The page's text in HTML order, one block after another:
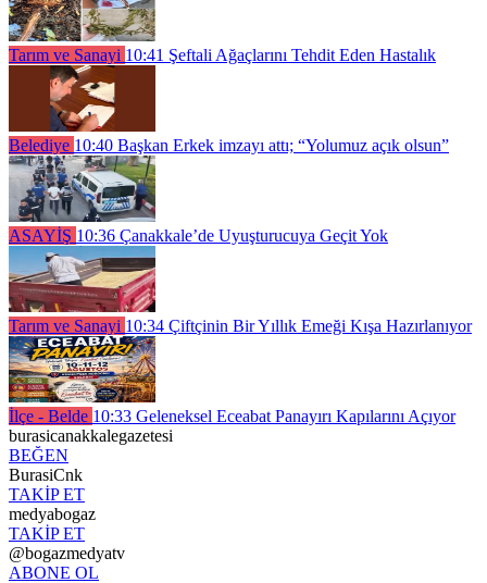
Tarım ve Sanayi 10:41 Şeftali Ağaçlarını Tehdit Eden Hastalık
Belediye 10:40 Başkan Erkek imzayı attı; “Yolumuz açık olsun”
ASAYİŞ 10:36 Çanakkale’de Uyuşturucuya Geçit Yok
Tarım ve Sanayi 10:34 Çiftçinin Bir Yıllık Emeği Kışa Hazırlanıyor
İlçe - Belde 10:33 Geleneksel Eceabat Panayırı Kapılarını Açıyor
burasicanakkalegazetesi
BEĞEN
BurasiCnk
TAKİP ET
medyabogaz
TAKİP ET
@bogazmedyatv
ABONE OL